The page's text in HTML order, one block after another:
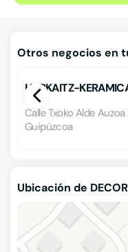
Otros negocios en
HARKAITZ-
Calle Txoko Alde Auzoa
Guipúzcoa
Ubicación de